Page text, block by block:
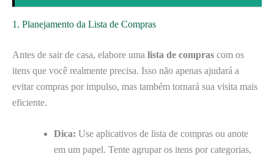
1. Planejamento da Lista de Compras
Antes de sair de casa, elabore uma lista de compras com os
itens que você realmente precisa. Isso não apenas ajudará a
evitar compras por impulso, mas também tornará sua visita mais
eficiente.
Dica: Use aplicativos de lista de compras ou anote
em um papel. Tente agrupar os itens por categorias,